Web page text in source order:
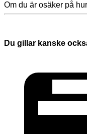
Om du är osäker på
Du gillar kanske